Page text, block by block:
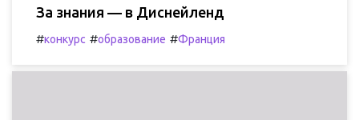
За знания — в Диснейленд
#конкурс #образование #Франция